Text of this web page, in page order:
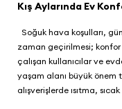
Kış Aylarında Ev
Soğuk hava koşulları,
zaman geçirilmesi; konfor
çalışan kullanıcılar ve
yaşam alanı büyük önem
alışverişlerde ısıtma,